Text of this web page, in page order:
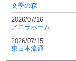
文學の森
2026/07/16
アエラホーム
2026/07/15
東日本流通